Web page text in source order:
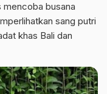
mencoba busana
sang putri
khas Bali dan